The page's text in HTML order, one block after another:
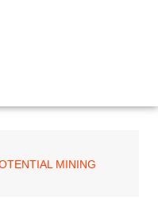
MINING